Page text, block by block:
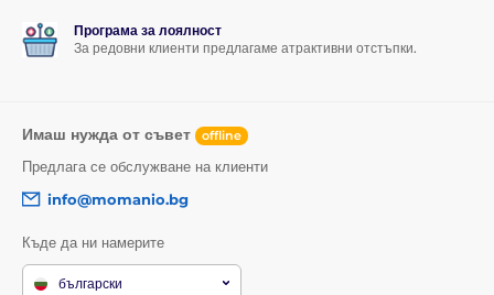
Програма за лоялност
За редовни клиенти предлагаме атрактивни отстъпки.
Имаш нужда от съвет offline
Предлага се обслужване на клиенти
info@momanio.bg
Къде да ни намерите
български